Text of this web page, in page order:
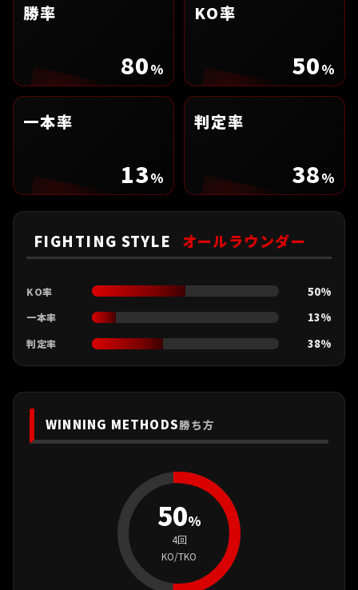
勝率
80%
KO率
50%
一本率
13%
判定率
38%
FIGHTING STYLE オールラウンダー
KO率 50%
一本率 13%
判定率 38%
WINNING METHODS勝ち方
50%
4回
KO/TKO